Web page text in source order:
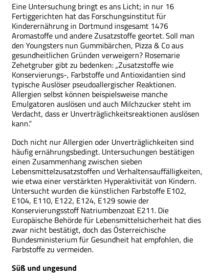
Eine Untersuchung bringt es ans Licht; in nur 16
Fertiggerichten hat das Forschungsinstitut für
Kinderernährung in Dortmund insgesamt 1476
Aromastoffe und andere Zusatzstoffe geortet. Soll man
den Youngsters nun Gummibärchen, Pizza & Co aus
gesundheitlichen Gründen verweigern? Rosemarie
Zehetgruber gibt zu bedenken: „Zusatzstoffe wie
Konservierungs-, Farbstoffe und Antioxidantien sind
typische Auslöser pseudoallergischer Reaktionen.
Allergien selbst können beispielsweise manche
Emulgatoren auslösen und auch Milchzucker steht im
Verdacht, dass er Unverträglichkeitsreaktionen auslösen
kann.“
Doch nicht nur Allergien oder Unverträglichkeiten sind
häufig ernährungsbedingt. Untersuchungen bestätigen
einen Zusammenhang zwischen sieben
Lebensmittelzusatzstoffen und Verhaltensauffälligkeiten,
wie etwa einer verstärkten Hyperaktivität von Kindern.
Untersucht wurden die künstlichen Farbstoffe E102,
E104, E110, E122, E124, E129 sowie der
Konservierungsstoff Natriumbenzoat E211. Die
Europäische Behörde für Lebensmittelsicherheit hat dies
zwar nicht bestätigt, doch das Österreichische
Bundesministerium für Gesundheit hat empfohlen, die
Farbstoffe zu vermeiden.
Süß und ungesund